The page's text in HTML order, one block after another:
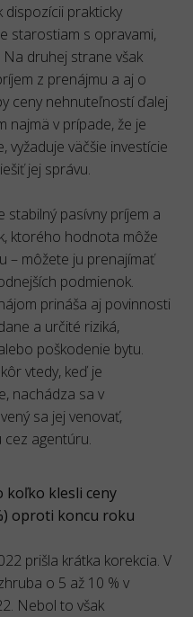
dispozícii prakticky
starostiam s opravami,
druhej strane však
z prenájmu a aj o
ceny nehnuteľností ďalej
najmä v prípade, že je
vyžaduje väčšie investície
jej správu.
stabilný pasívny príjem a
ktorého hodnota môže
– môžete ju prenajímať
podmienok.
prináša aj povinnosti
a určité riziká,
poškodenie bytu.
vtedy, keď je
nachádza sa v
sa jej venovať,
agentúru.
koľko klesli ceny
oproti koncu roku
prišla krátka korekcia. V
o 5 až 10 % v
Nebol to však